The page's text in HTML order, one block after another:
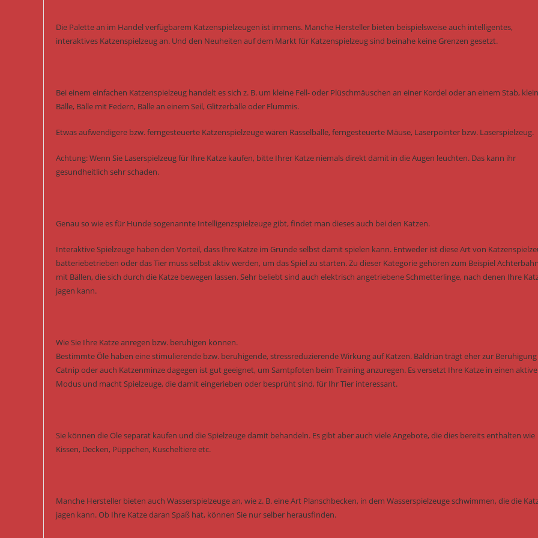
Die Palette an im Handel verfügbarem Katzenspielzeugen ist immens. Manche Hersteller bieten beispielsweise auch intelligentes,
interaktives Katzenspielzeug an. Und den Neuheiten auf dem Markt für Katzenspielzeug sind beinahe keine Grenzen gesetzt.
Bei einem einfachen Katzenspielzeug handelt es sich z. B. um kleine Fell- oder Plüschmäuschen an einer Kordel oder an einem Stab,
Bälle, Bälle mit Federn, Bälle an einem Seil, Glitzerbälle oder Flummis.
Etwas aufwendigere bzw. ferngesteuerte Katzenspielzeuge wären Rasselbälle, ferngesteuerte Mäuse, Laserpointer bzw. Laserspielzeug.
Achtung: Wenn Sie Laserspielzeug für Ihre Katze kaufen, bitte Ihrer Katze niemals direkt damit in die Augen leuchten. Das kann ihr
gesundheitlich sehr schaden.
Genau so wie es für Hunde sogenannte Intelligenzspielzeuge gibt, findet man dieses auch bei den Katzen.
Interaktive Spielzeuge haben den Vorteil, dass Ihre Katze im Grunde selbst damit spielen kann. Entweder ist diese Art von
batteriebetrieben oder das Tier muss selbst aktiv werden, um das Spiel zu starten. Zu dieser Kategorie gehören zum Beispiel
mit Bällen, die sich durch die Katze bewegen lassen. Sehr beliebt sind auch elektrisch angetriebene Schmetterlinge, nach denen Ihre
jagen kann.
Wie Sie Ihre Katze anregen bzw. beruhigen können.
Bestimmte Öle haben eine stimulierende bzw. beruhigende, stressreduzierende Wirkung auf Katzen. Baldrian trägt eher zur
Catnip oder auch Katzenminze dagegen ist gut geeignet, um Samtpfoten beim Training anzuregen. Es versetzt Ihre Katze in einen
Modus und macht Spielzeuge, die damit eingerieben oder besprüht sind, für Ihr Tier interessant.
Sie können die Öle separat kaufen und die Spielzeuge damit behandeln. Es gibt aber auch viele Angebote, die dies bereits enthalten wie
Kissen, Decken, Püppchen, Kuscheltiere etc.
Manche Hersteller bieten auch Wasserspielzeuge an, wie z. B. eine Art Planschbecken, in dem Wasserspielzeuge schwimmen, die die
jagen kann. Ob Ihre Katze daran Spaß hat, können Sie nur selber herausfinden.